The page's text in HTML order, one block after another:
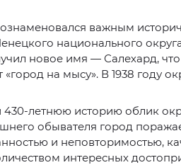
ознаменовался важным
национального
новое имя — Салехард,
«город на мысу». В 1938 году
430-летнюю историю облик
обывателя город
и неповторимостью,
интересных